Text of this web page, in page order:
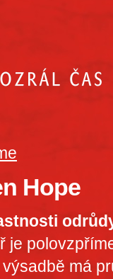
Hope
je
výsadbě má